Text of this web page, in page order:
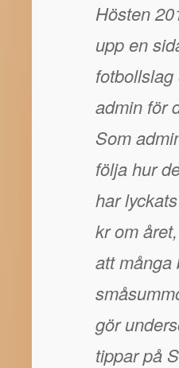
Hösten
upp en
admin för
Som
följa hur
har
kr om
att många
gör
tippar på